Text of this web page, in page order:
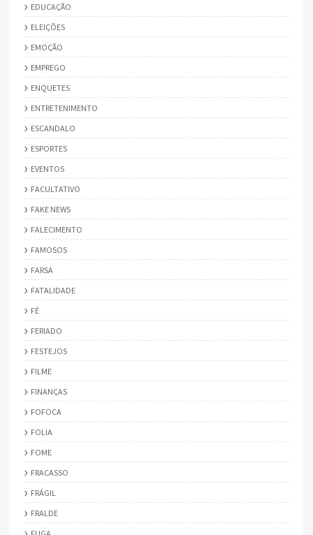
EDUCAÇÃO
ELEIÇÕES
EMOÇÃO
EMPREGO
ENQUETES
ENTRETENIMENTO
ESCANDALO
ESPORTES
EVENTOS
FACULTATIVO
FAKE NEWS
FALECIMENTO
FAMOSOS
FARSA
FATALIDADE
FÉ
FERIADO
FESTEJOS
FILME
FINANÇAS
FOFOCA
FOLIA
FOME
FRACASSO
FRÁGIL
FRALDE